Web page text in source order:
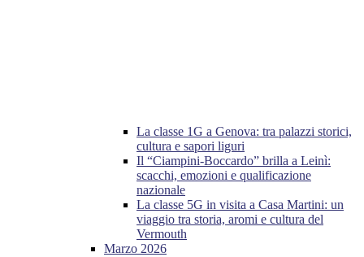
La classe 1G a Genova: tra palazzi storici,
cultura e sapori liguri
Il “Ciampini-Boccardo” brilla a Leinì:
scacchi, emozioni e qualificazione
nazionale
La classe 5G in visita a Casa Martini: un
viaggio tra storia, aromi e cultura del
Vermouth
Marzo 2026